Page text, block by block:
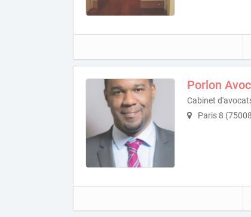
Porlon
Cabinet
Paris 8